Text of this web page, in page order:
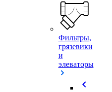
Фильтры,
грязевики
и
элеваторы
chevron_left